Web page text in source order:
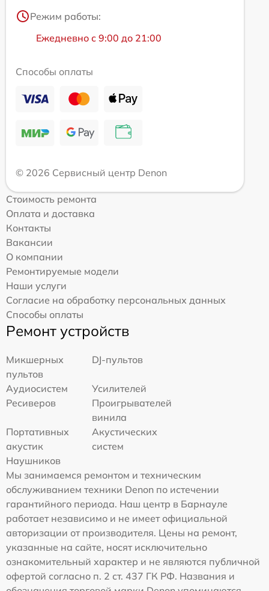
Режим работы:
Ежедневно с 9:00 до 21:00
Способы оплаты
© 2026 Сервисный центр Denon
Стоимость ремонта
Оплата и доставка
Контакты
Вакансии
О компании
Ремонтируемые модели
Наши услуги
Согласие на обработку персональных данных
Способы оплаты
Ремонт устройств
Микшерных
пультов
DJ-пультов
Аудиосистем
Усилителей
Ресиверов
Проигрывателей
винила
Портативных
акустик
Акустических
систем
Наушников
Мы занимаемся ремонтом и техническим
обслуживанием техники Denon по истечении
гарантийного периода. Наш центр в Барнауле
работает независимо и не имеет официальной
авторизации от производителя. Цены на ремонт,
указанные на сайте, носят исключительно
ознакомительный характер и не являются публичной
офертой согласно п. 2 ст. 437 ГК РФ. Названия и